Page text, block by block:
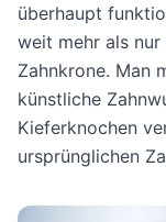
überhaupt
weit mehr als
Zahnkrone. Man
künstliche
Kieferknochen
ursprünglichen